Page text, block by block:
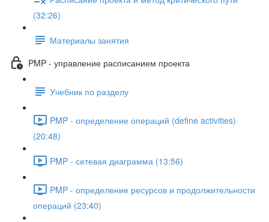
(32:26)
Материалы занятия
PMP - управление расписанием проекта
Учебник по разделу
PMP - определение операций (define activities)
(20:48)
PMP - сетевая диаграмма (13:56)
PMP - определение ресурсов и продолжительности
операций (23:40)